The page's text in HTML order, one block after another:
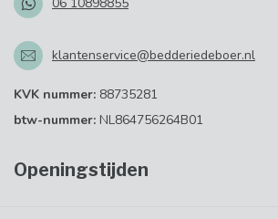
klantenservice@bedderiedeboer.nl
KVK nummer: 88735281
btw-nummer: NL864756264B01
Openingstijden